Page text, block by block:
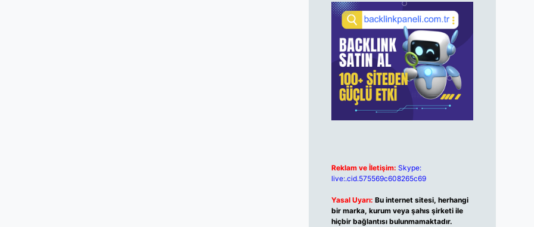
Reklam ve İletişim: Skype:
live:.cid.575569c608265c69
Yasal Uyarı: Bu internet sitesi, herhangi
bir marka, kurum veya şahıs şirketi ile
hiçbir bağlantısı bulunmamaktadır.